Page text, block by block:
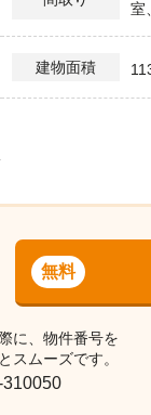
室
建物面積
無料
に、物件番号を
スムーズです。
310050